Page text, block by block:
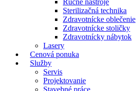
Sterilizačná technika
Zdravotnícke oblečenie
Zdravotnícke stoličky
Zdravotnícky nábytok
Lasery
Cenová ponuka
Služby
Servis
Projektovanie
Stavebné práce